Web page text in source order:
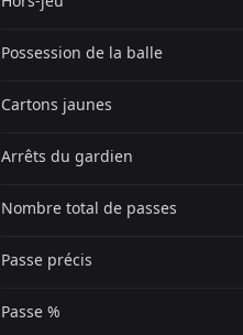
Possession de la balle
Cartons jaunes
Arrêts du gardien
Nombre total de passes
Passe précis
Passe %